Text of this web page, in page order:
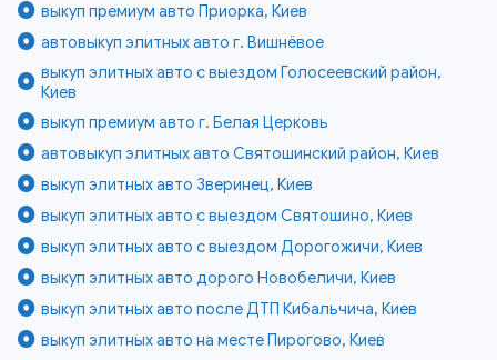
выкуп премиум авто Приорка, Киев
автовыкуп элитных авто г. Вишнёвое
выкуп элитных авто с выездом Голосеевский район,
Киев
выкуп премиум авто г. Белая Церковь
автовыкуп элитных авто Святошинский район, Киев
выкуп элитных авто Зверинец, Киев
выкуп элитных авто с выездом Святошино, Киев
выкуп элитных авто с выездом Дорогожичи, Киев
выкуп элитных авто дорого Новобеличи, Киев
выкуп элитных авто после ДТП Кибальчича, Киев
выкуп элитных авто на месте Пирогово, Киев